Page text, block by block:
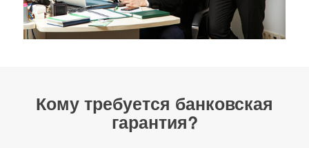
Кому требуется банковская
гарантия?